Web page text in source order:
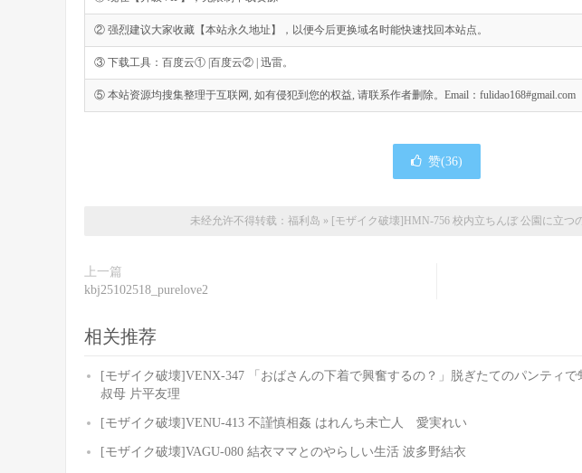
② 强烈建议大家收藏【本站永久地址】，以便今后更换域名时能快速找回本站点。
③ 下载工具：百度云① |百度云② | 迅雷。
⑤ 本站资源均搜集整理于互联网, 如有侵犯到您的权益, 请联系作者删除。Email：fulidao168#gmail.com
赞(36)
未经允许不得转载： 福利岛 » [モザイク破壊]HMN-756 校内立ちんぼ 公園に立つ
上一篇
kbj25102518_purelove2
相关推荐
[モザイク破壊]VENX-347 「おばさんの下着で興奮するの？」脱ぎたてのパンティ
叔母 片平友理
[モザイク破壊]VENU-413 不謹慎相姦 はれんち未亡人 愛実れい
[モザイク破壊]VAGU-080 結衣ママとのやらしい生活 波多野結衣